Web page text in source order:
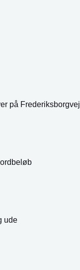
på Frederiksborgvej
ude